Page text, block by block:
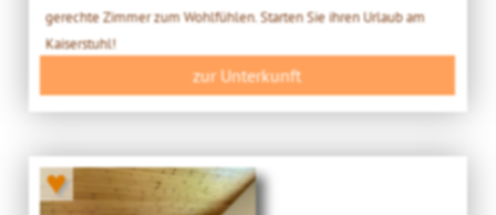
gerechte Zimmer zum Wohlfühlen. Starten Sie ihren Urlaub am
Kaiserstuhl!
zur Unterkunft
♥